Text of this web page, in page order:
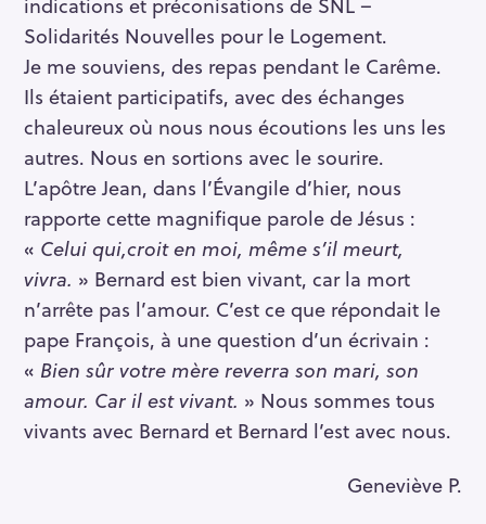
Solidarités Nouvelles pour le Logement.
Je me souviens, des repas pendant le Carême.
Ils étaient participatifs, avec des échanges
chaleureux où nous nous écoutions les uns les
autres. Nous en sortions avec le sourire.
L’apôtre Jean, dans l’Évangile d’hier, nous
rapporte cette magnifique parole de Jésus :
« Celui qui,croit en moi, même s’il meurt,
vivra. » Bernard est bien vivant, car la mort
n’arrête pas l’amour. C’est ce que répondait le
pape François, à une question d’un écrivain :
« Bien sûr votre mère reverra son mari, son
amour. Car il est vivant. » Nous sommes tous
vivants avec Bernard et Bernard l’est avec nous.
Geneviève P.